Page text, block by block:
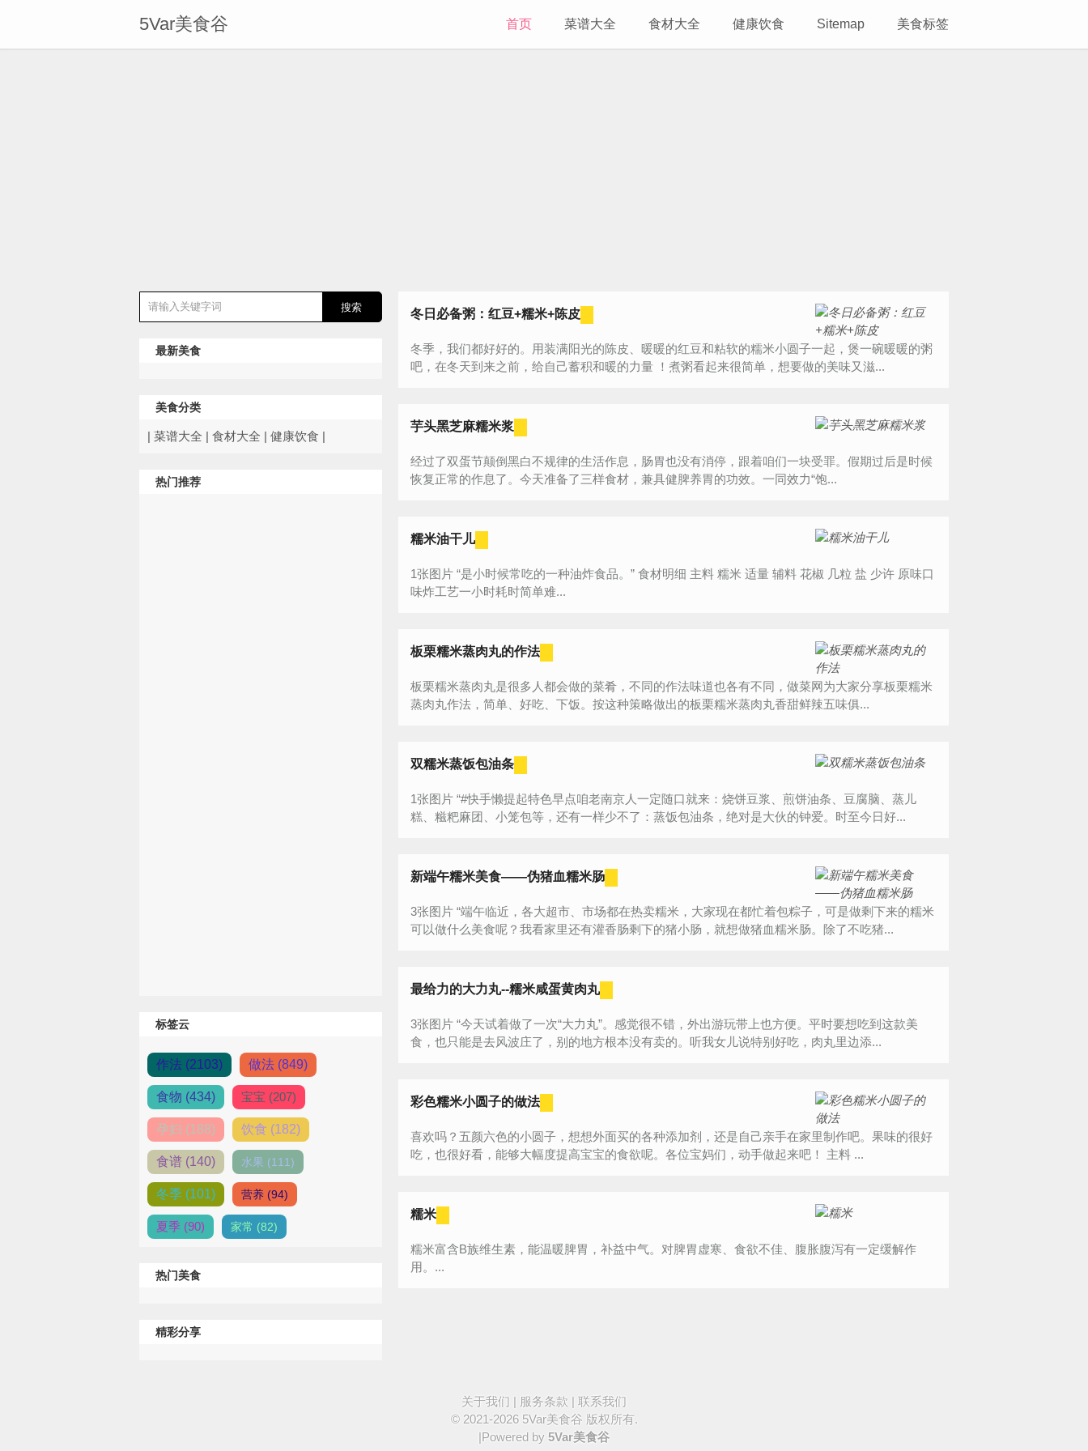
5Var美食谷 首页 菜谱大全 食材大全 健康饮食 Sitemap 美食标签
最新美食
美食分类
| 菜谱大全 | 食材大全 | 健康饮食 |
热门推荐
标签云
作法 (2103) 做法 (849)
食物 (434) 宝宝 (207)
孕妇 (188) 饮食 (182)
食谱 (140) 水果 (111)
冬季 (101) 营养 (94)
夏季 (90) 家常 (82)
热门美食
精彩分享
冬日必备粥：红豆+糯米+陈皮
冬季，我们都好好的。用装满阳光的陈皮、暖暖的红豆和粘软的糯米小圆子一起，煲一碗暖暖的粥
吧，在冬天到来之前，给自己蓄积和暖的力量 ！煮粥看起来很简单，想要做的美味又滋...
芋头黑芝麻糯米浆
经过了双蛋节颠倒黑白不规律的生活作息，肠胃也没有消停，跟着咱们一块受罪。假期过后是时候
恢复正常的作息了。今天准备了三样食材，兼具健脾养胃的功效。一同效力“饱...
糯米油干儿
1张图片 “是小时候常吃的一种油炸食品。” 食材明细 主料 糯米 适量 辅料 花椒 几粒 盐 少许 原味口
味炸工艺一小时耗时简单难...
板栗糯米蒸肉丸的作法
板栗糯米蒸肉丸是很多人都会做的菜肴，不同的作法味道也各有不同，做菜网为大家分享板栗糯米
蒸肉丸作法，简单、好吃、下饭。按这种策略做出的板栗糯米蒸肉丸香甜鲜辣五味俱...
双糯米蒸饭包油条
1张图片 “#快手懒提起特色早点咱老南京人一定随口就来：烧饼豆浆、煎饼油条、豆腐脑、蒸儿
糕、糍粑麻团、小笼包等，还有一样少不了：蒸饭包油条，绝对是大伙的钟爱。时至今日好...
新端午糯米美食——伪猪血糯米肠
3张图片 “端午临近，各大超市、市场都在热卖糯米，大家现在都忙着包粽子，可是做剩下来的糯米
可以做什么美食呢？我看家里还有灌香肠剩下的猪小肠，就想做猪血糯米肠。除了不吃猪...
最给力的大力丸--糯米咸蛋黄肉丸
3张图片 “今天试着做了一次“大力丸”。感觉很不错，外出游玩带上也方便。平时要想吃到这款美
食，也只能是去风波庄了，别的地方根本没有卖的。听我女儿说特别好吃，肉丸里边添...
彩色糯米小圆子的做法
喜欢吗？五颜六色的小圆子，想想外面买的各种添加剂，还是自己亲手在家里制作吧。果味的很好
吃，也很好看，能够大幅度提高宝宝的食欲呢。各位宝妈们，动手做起来吧！ 主料 ...
糯米
糯米富含B族维生素，能温暖脾胃，补益中气。对脾胃虚寒、食欲不佳、腹胀腹泻有一定缓解作
用。...
关于我们 | 服务条款 | 联系我们
© 2021-2026 5Var美食谷 版权所有.
|Powered by 5Var美食谷